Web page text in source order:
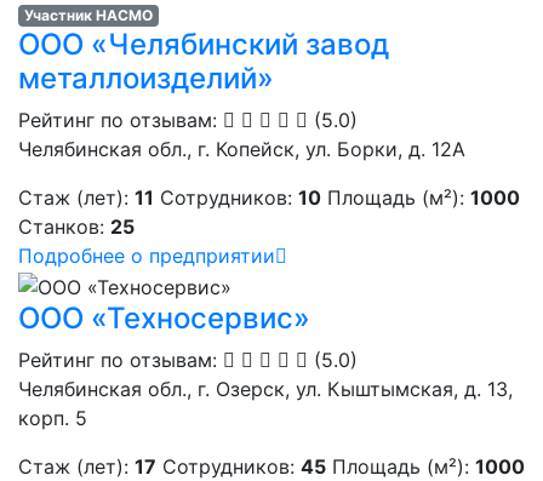
Участник НАСМО
ООО «Челябинский завод
металлоизделий»
Рейтинг по отзывам:
(5.0)
Челябинская обл., г. Копейск, ул. Борки, д. 12А
Стаж (лет): 11 Сотрудников: 10 Площадь (м²): 1000
Станков: 25
Подробнее о предприятии
ООО «Техносервис»
Рейтинг по отзывам:
(5.0)
Челябинская обл., г. Озерск, ул. Кыштымская, д. 13,
корп. 5
Стаж (лет): 17 Сотрудников: 45 Площадь (м²): 1000